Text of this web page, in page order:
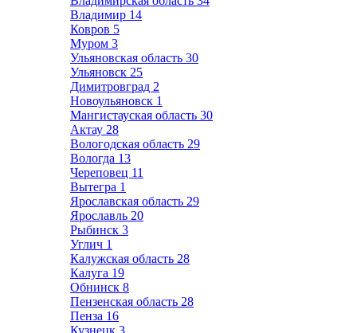
Владимир 14
Ковров 5
Муром 3
Ульяновская область 30
Ульяновск 25
Димитровград 2
Новоульяновск 1
Мангистауская область 30
Актау 28
Вологодская область 29
Вологда 13
Череповец 11
Вытегра 1
Ярославская область 29
Ярославль 20
Рыбинск 3
Углич 1
Калужская область 28
Калуга 19
Обнинск 8
Пензенская область 28
Пенза 16
Кузнецк 3